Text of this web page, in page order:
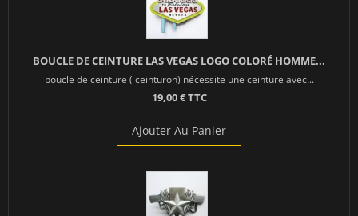
BOUCLE DE CEINTURE LAS VEGAS LOGO COLORÉ HOMME...
boucle de ceinture ( ceinturon) nécessite une ceinture avec...
19,00 € TTC
Ajouter Au Panier